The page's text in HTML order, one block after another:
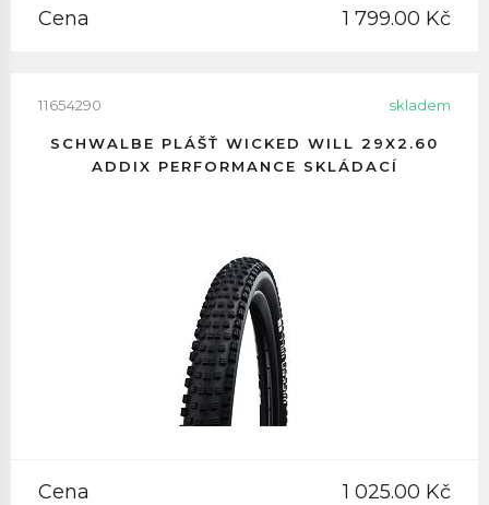
Cena 1 799.00 Kč
11654290 skladem
SCHWALBE PLÁŠŤ WICKED WILL 29X2.60
ADDIX PERFORMANCE SKLÁDACÍ
Cena 1 025.00 Kč